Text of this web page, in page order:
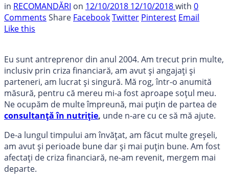
in RECOMANDĂRI on 12/10/2018 12/10/2018with 0
Comments Share FacebookTwitter Pinterest Email
Like this
Eu sunt antreprenor din anul 2004. Am trecut prin multe,
inclusiv prin criza financiară, am avut și angajați și
parteneri, am lucrat și singură. Mă rog, într-o anumită
măsură, pentru că mereu mi-a fost aproape soțul meu.
Ne ocupăm de multe împreună, mai puțin de partea de
consultanță în nutriție, unde n-are cu ce să mă ajute.
De-a lungul timpului am învățat, am făcut multe greșeli,
am avut și perioade bune dar și mai puțin bune. Am fost
afectați de criza financiară, ne-am revenit, mergem mai
departe.